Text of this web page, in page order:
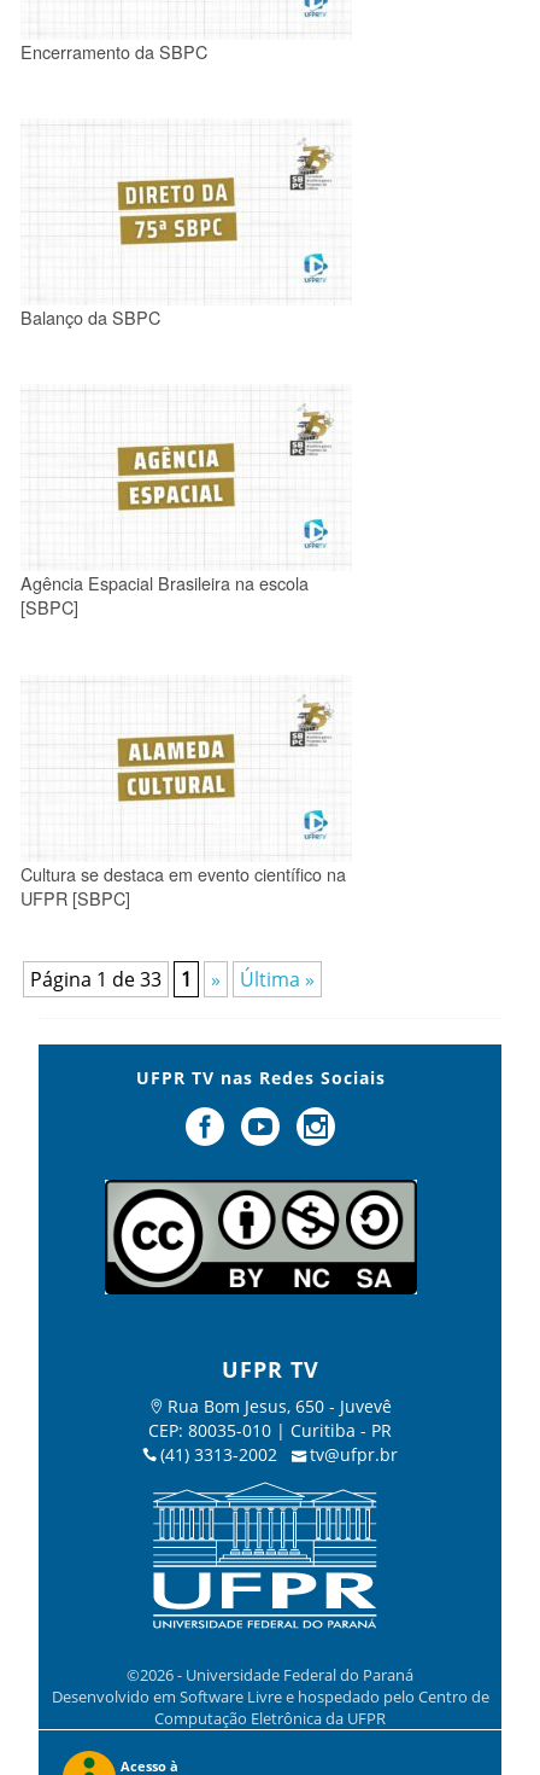
Encerramento da SBPC
Balanço da SBPC
Agência Espacial Brasileira na escola
[SBPC]
Cultura se destaca em evento científico na
UFPR [SBPC]
Página 1 de 33 1 » Última »
UFPR TV nas Redes Sociais
UFPR TV
Rua Bom Jesus, 650 - Juvevê
CEP: 80035-010 | Curitiba - PR
(41) 3313-2002
tv@ufpr.br
©2026 - Universidade Federal do Paraná
Desenvolvido em Software Livre e hospedado pelo Centro de
Computação Eletrônica da UFPR